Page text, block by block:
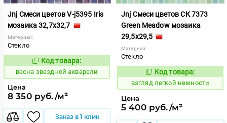
Jnj Смеси цветов V-j5395 Iris
мозаика 32,7x32,7
Материал:
Стекло
97375
Код товара:
весна звездной акварели
Цена
8 350 руб./м²
Заказ в 1 клик
Jnj Смеси цветов СК 7373
Green Meadow мозаика
29,5x29,5
Материал:
Стекло
130558
Код товара:
взгляд легкой нежности
Цена
5 400 руб./м²